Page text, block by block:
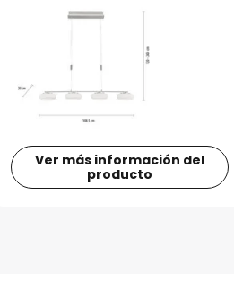
Ver más información del
producto